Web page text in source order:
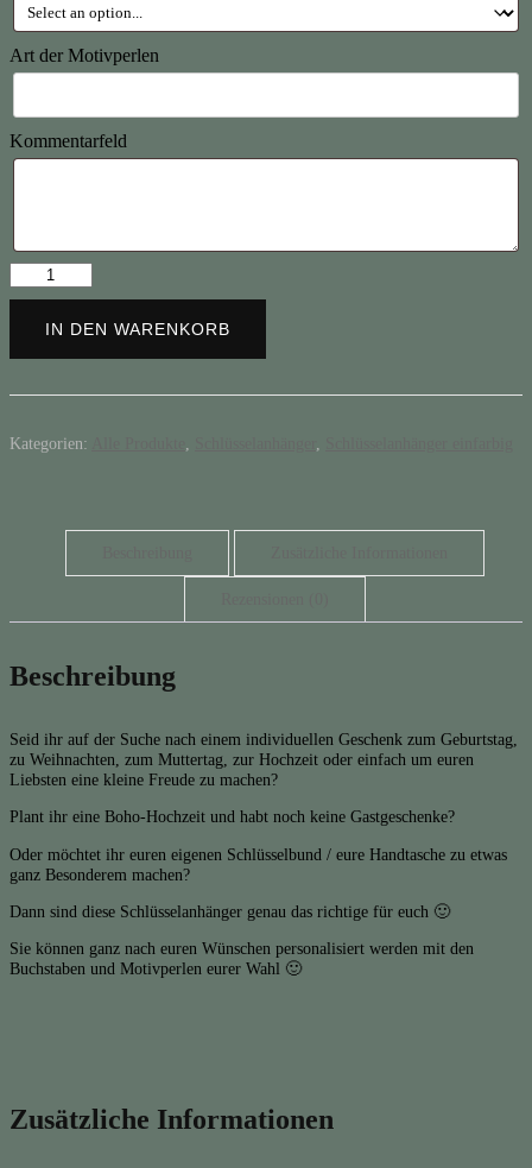
Art der Motivperlen
Kommentarfeld
Schlüsselanhänger
"Fischgräte"
IN DEN WARENKORB
Kategorien:
Beschreibung
Seid ihr auf der Suche nach einem individuellen Geschenk zum Geburtstag,
zu Weihnachten, zum Muttertag, zur Hochzeit oder einfach um euren
Liebsten eine kleine Freude zu machen?
Plant ihr eine Boho-Hochzeit und habt noch keine Gastgeschenke?
Oder möchtet ihr euren eigenen Schlüsselbund / eure Handtasche zu etwas
ganz Besonderem machen?
Dann sind diese Schlüsselanhänger genau das richtige für euch 🙂
Sie können ganz nach euren Wünschen personalisiert werden mit den
Buchstaben und Motivperlen eurer Wahl 🙂
Zusätzliche Informationen